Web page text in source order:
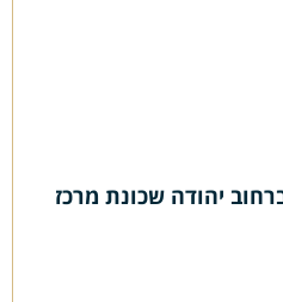
יהודה שכונת מרכז